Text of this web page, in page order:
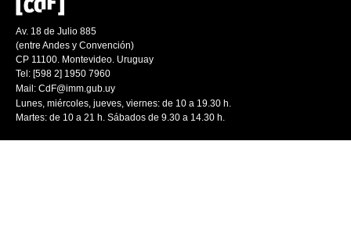
Av. 18 de Julio 885
(entre Andes y Convención)
CP 11100. Montevideo. Uruguay
Tel: [598 2] 1950 7960
Mail: CdF@imm.gub.uy
Lunes, miércoles, jueves, viernes: de 10 a 19.30 h.
Martes: de 10 a 21 h. Sábados de 9.30 a 14.30 h.